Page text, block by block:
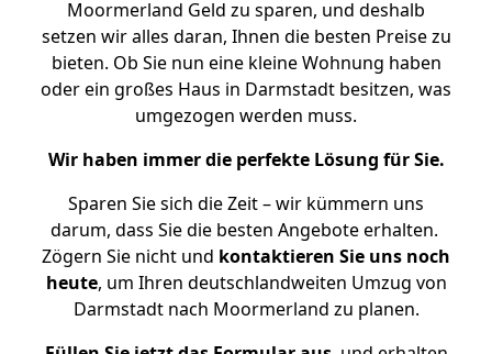
Moormerland Geld zu sparen, und deshalb
setzen wir alles daran, Ihnen die besten Preise zu
bieten. Ob Sie nun eine kleine Wohnung haben
oder ein großes Haus in Darmstadt besitzen, was
umgezogen werden muss.
Wir haben immer die perfekte Lösung für Sie.
Sparen Sie sich die Zeit – wir kümmern uns
darum, dass Sie die besten Angebote erhalten.
Zögern Sie nicht und kontaktieren Sie uns noch
heute, um Ihren deutschlandweiten Umzug von
Darmstadt nach Moormerland zu planen.